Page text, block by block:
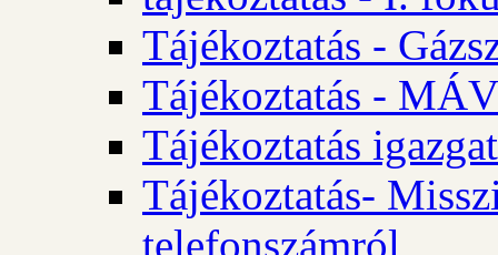
Tájékoztatás -
Tájékoztatás -
Tájékoztatás
Tájékoztatás-
telefonszámról